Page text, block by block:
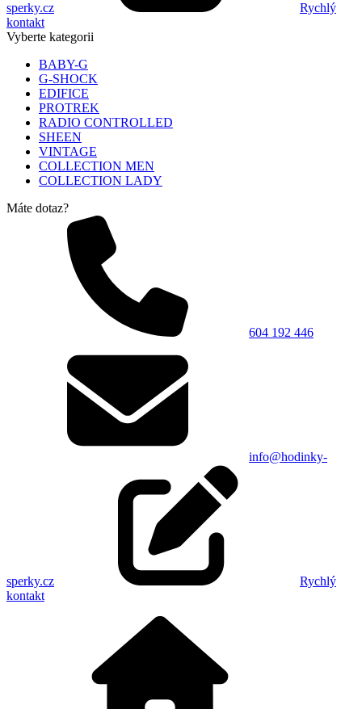
sperky.cz
Rychlý
kontakt
Vyberte kategorii
BABY-G
G-SHOCK
EDIFICE
PROTREK
RADIO CONTROLLED
SHEEN
VINTAGE
COLLECTION MEN
COLLECTION LADY
Máte dotaz?
604 192 446
info@hodinky-
sperky.cz
Rychlý
kontakt